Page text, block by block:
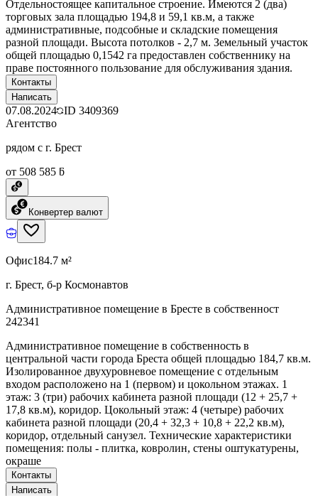
Отдельностоящее капитальное строение. Имеются 2 (два)
торговых зала площадью 194,8 и 59,1 кв.м, а также
административные, подсобные и складские помещения
разной площади. Высота потолков - 2,7 м. Земельный участок
общей площадью 0,1542 га предоставлен собственнику на
праве постоянного пользование для обслуживания здания.
Контакты
Написать
07.08.2024 ID 3409369
Агентство
рядом с г. Брест
от 508 585 ƃ
Конвертер валют
Офис184.7 м²
г. Брест, б-р Космонавтов
Административное помещение в Бресте в собственност
242341
Административное помещение в собственность в
центральной части города Бреста общей площадью 184,7 кв.м.
Изолированное двухуровневое помещение с отдельным
входом расположено на 1 (первом) и цокольном этажах. 1
этаж: 3 (три) рабочих кабинета разной площади (12 + 25,7 +
17,8 кв.м), коридор. Цокольный этаж: 4 (четыре) рабочих
кабинета разной площади (20,4 + 32,3 + 10,8 + 22,2 кв.м),
коридор, отдельный санузел. Технические характеристики
помещения: полы - плитка, ковролин, стены оштукатурены,
окраше
Контакты
Написать